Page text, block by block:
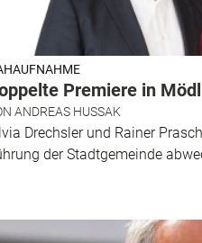
Premiere in
ANDREAS HUSSAK
Drechsler und Rainer
der Stadtgemeinde